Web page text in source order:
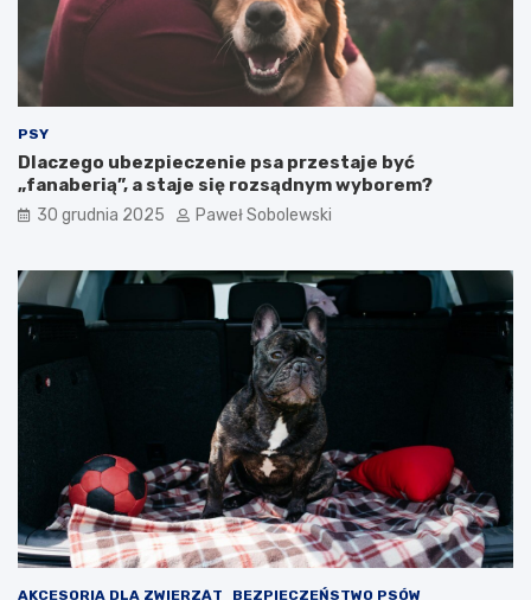
a
PSY
Dlaczego ubezpieczenie psa przestaje być
„fanaberią”, a staje się rozsądnym wyborem?
30 grudnia 2025 Paweł Sobolewski
AKCESORIA DLA ZWIERZĄT
BEZPIECZEŃSTWO PSÓW